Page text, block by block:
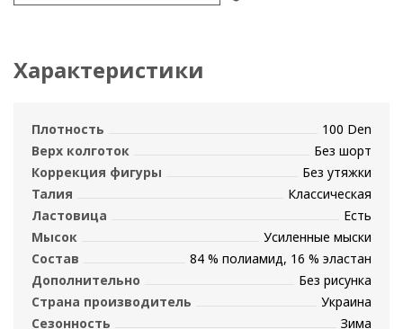
Характеристики
Плотность
100 Den
Верх колготок
Без шорт
Коррекция фигуры
Без утяжки
Талия
Классическая
Ластовица
Есть
Мысок
Усиленные мыски
Состав
84 % полиамид, 16 % эластан
Дополнительно
Без рисунка
Страна производитель
Украина
Сезонность
Зима